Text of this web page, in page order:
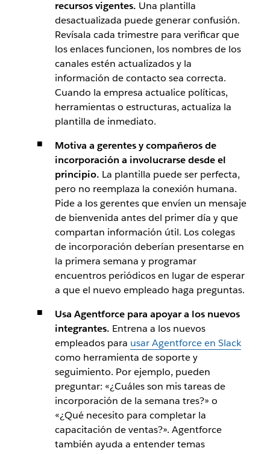
recursos vigentes. Una plantilla
desactualizada puede generar confusión.
Revísala cada trimestre para verificar que
los enlaces funcionen, los nombres de los
canales estén actualizados y la
información de contacto sea correcta.
Cuando la empresa actualice políticas,
herramientas o estructuras, actualiza la
plantilla de inmediato.
Motiva a gerentes y compañeros de
incorporación a involucrarse desde el
principio. La plantilla puede ser perfecta,
pero no reemplaza la conexión humana.
Pide a los gerentes que envíen un mensaje
de bienvenida antes del primer día y que
compartan información útil. Los colegas
de incorporación deberían presentarse en
la primera semana y programar
encuentros periódicos en lugar de esperar
a que el nuevo empleado haga preguntas.
Usa Agentforce para apoyar a los nuevos
integrantes. Entrena a los nuevos
empleados para usar Agentforce en Slack
como herramienta de soporte y
seguimiento. Por ejemplo, pueden
preguntar: «¿Cuáles son mis tareas de
incorporación de la semana tres?» o
«¿Qué necesito para completar la
capacitación de ventas?». Agentforce
también ayuda a entender temas